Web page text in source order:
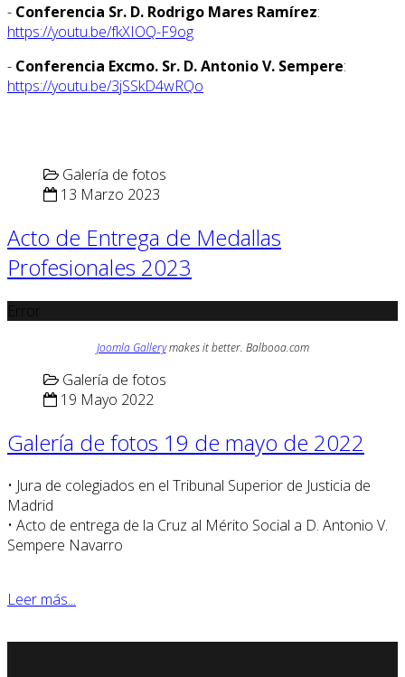
- Conferencia Sr. D. Rodrigo Mares Ramírez:
https://youtu.be/fkXIOQ-F9og
- Conferencia Excmo. Sr. D. Antonio V. Sempere:
https://youtu.be/3jSSkD4wRQo
Galería de fotos
13 Marzo 2023
Acto de Entrega de Medallas
Profesionales 2023
Joomla Gallerymakes it better. Balbooa.com
Galería de fotos
19 Mayo 2022
Galería de fotos 19 de mayo de 2022
• Jura de colegiados en el Tribunal Superior de Justicia de
Madrid
• Acto de entrega de la Cruz al Mérito Social a D. Antonio V.
Sempere Navarro
Leer más...